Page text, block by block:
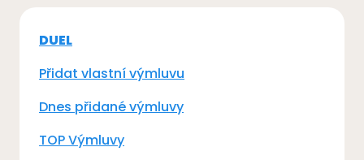
DUEL
Přidat vlastní výmluvu
Dnes přidané výmluvy
TOP Výmluvy